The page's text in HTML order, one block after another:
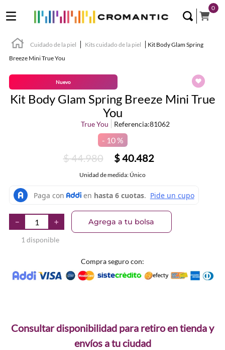
0
Cuidado de la piel Kits cuidado de la piel
Kit Body Glam Spring
Breeze Mini True You
Nuevo
Kit Body Glam Spring Breeze Mini True
You
True You Referencia:81062
10 %
$44.980 $40.482
Unidad de medida: Único
＋
－
1 disponible
Agrega a tu bolsa
Compra seguro con:
Consultar disponibilidad para retiro en tienda y
envíos a tu ciudad